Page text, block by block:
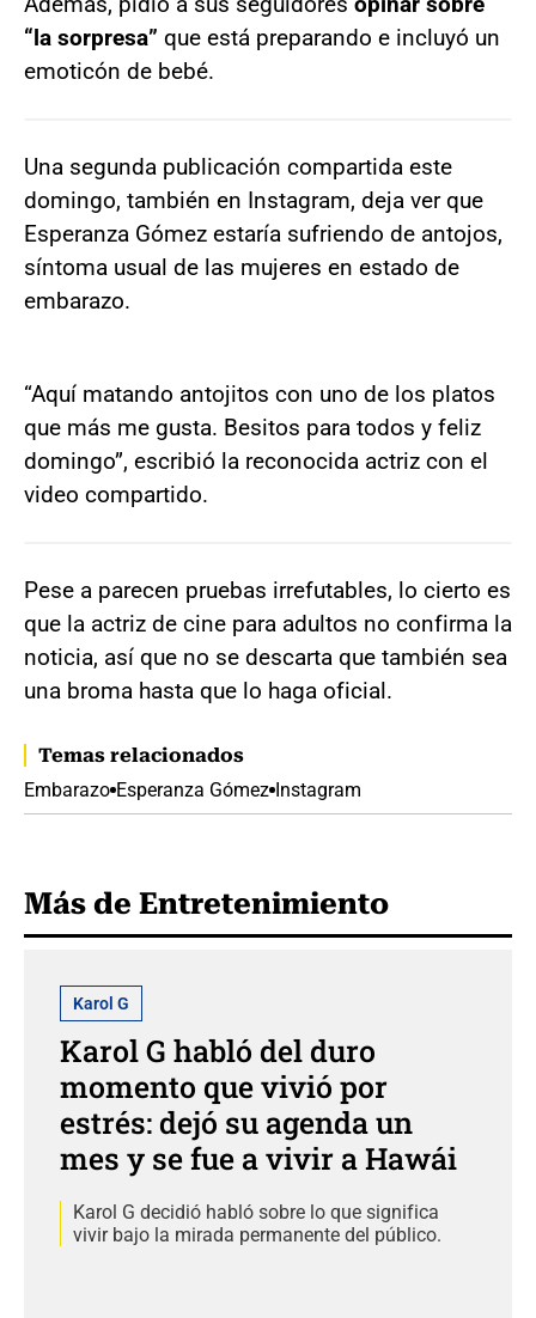
“la sorpresa” que está preparando e incluyó un
emoticón de bebé.
Una segunda publicación compartida este
domingo, también en Instagram, deja ver que
Esperanza Gómez estaría sufriendo de antojos,
síntoma usual de las mujeres en estado de
embarazo.
“Aquí matando antojitos con uno de los platos
que más me gusta. Besitos para todos y feliz
domingo”, escribió la reconocida actriz con el
video compartido.
Pese a parecen pruebas irrefutables, lo cierto es
que la actriz de cine para adultos no confirma la
noticia, así que no se descarta que también sea
una broma hasta que lo haga oficial.
Temas relacionados
Embarazo Esperanza Gómez Instagram
Más de Entretenimiento
Karol G
Karol G habló del duro
momento que vivió por
estrés: dejó su agenda un
mes y se fue a vivir a Hawái
Karol G decidió habló sobre lo que significa
vivir bajo la mirada permanente del público.